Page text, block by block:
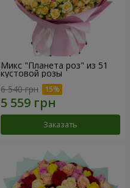
Микс "Планета роз" из 51
кустовой розы
6 540 грн
Заказать